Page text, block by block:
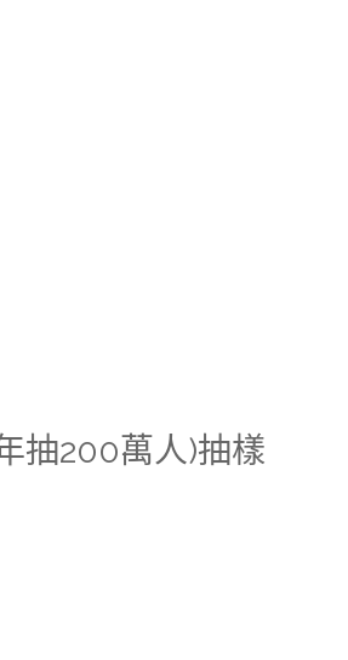
抽200萬人)抽樣